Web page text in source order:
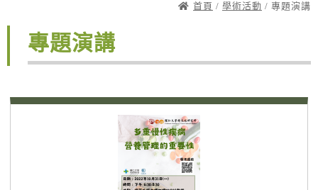
首頁 / 學術活動 / 專題演講
專題演講